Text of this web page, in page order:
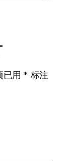
已用 * 标注